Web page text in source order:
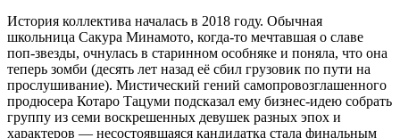
История коллектива началась в 2018 году. Обычная
школьница Сакура Минамото, когда-то мечтавшая о славе
поп-звезды, очнулась в старинном особняке и поняла, что она
теперь зомби (десять лет назад её сбил грузовик по пути на
прослушивание). Мистический гений самопровозглашенного
продюсера Котаро Тацуми подсказал ему бизнес-идею собрать
группу из семи воскрешенных девушек разных эпох и
характеров — несостоявшаяся кандидатка стала финальным